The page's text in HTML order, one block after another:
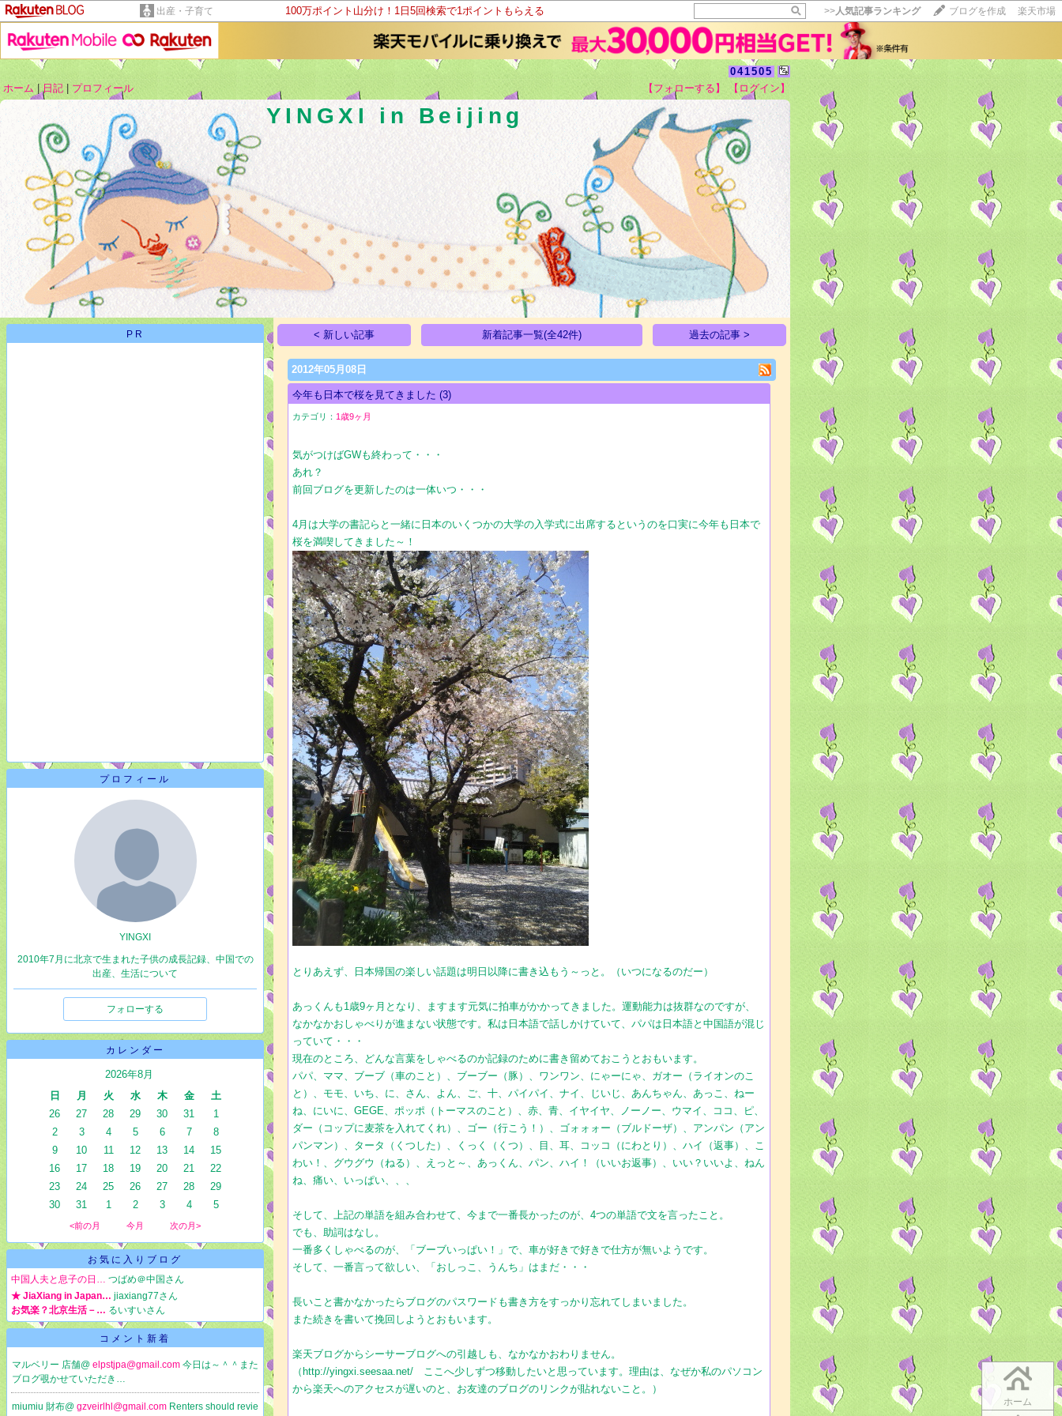
出産・子育て 100万ポイント山分け！1日5回検索で1ポイントもらえる >>人気記事ランキング ブログを作成 楽天市場
041505
ホーム |日記 プロフィール 【フォローする】 【ログイン】
YINGXI in Beijing
ホーム
【毎日開催】
15記事にいいね！で1ポイント
--
PR
プロフィール
YINGXI
2010年7月に北京で生まれた子供の成長記録、中国での
出産、生活について
フォローする
カレンダー
2026年8月
日
月 火 水 木 金
土
26
27 28 29 30 31
1
2
3 4 5 6 7
8
9
10 11 12 13 14
15
16
17 18 19 20 21
22
23
24 25 26 27 28
29
30
31 1 2 3 4 5
<前の月 今月 次の月>
お気に入りブログ
中国人夫と息子の日… つばめ＠中国さん
★ JiaXiang in Japan… jiaxiang77さん
お気楽？北京生活－… るいすいさん
コメント新着
マルベリー 店舗@ elpstjpa@gmail.com 今日は～＾＾また
ブログ覗かせていただき…
miumiu 財布@ gzveirlhl@gmail.com Renters should revie
< 新しい記事 新着記事一覧(全42件) 過去の記事 >
2012年05月08日
今年も日本で桜を見てきました (3)
カテゴリ： 1歳9ヶ月
気がつけばGWも終わって・・・
あれ？
前回ブログを更新したのは一体いつ・・・
4月は大学の書記らと一緒に日本のいくつかの大学の入学式に出席するというのを口実に今年も日本で
桜を満喫してきました～！
とりあえず、日本帰国の楽しい話題は明日以降に書き込もう～っと。（いつになるのだー）
あっくんも1歳9ヶ月となり、ますます元気に拍車がかかってきました。運動能力は抜群なのですが、
なかなかおしゃべりが進まない状態です。私は日本語で話しかけていて、パパは日本語と中国語が混じ
っていて・・・
現在のところ、どんな言葉をしゃべるのか記録のために書き留めておこうとおもいます。
パパ、ママ、ブーブ（車のこと）、ブーブー（豚）、ワンワン、にゃーにゃ、ガオー（ライオンのこ
と）、モモ、いち、に、さん、よん、ご、十、パイパイ、ナイ、じいじ、あんちゃん、あっこ、ねー
ね、にいに、GEGE、ポッポ（トーマスのこと）、赤、青、イヤイヤ、ノーノー、ウマイ、ココ、ピ、
ダー（コップに麦茶を入れてくれ）、ゴー（行こう！）、ゴォォォー（ブルドーザ）、アンパン（アン
パンマン）、タータ（くつした）、くっく（くつ）、目、耳、コッコ（にわとり）、ハイ（返事）、こ
わい！、グウグウ（ねる）、えっと～、あっくん、パン、ハイ！（いいお返事）、いい？いいよ、ねん
ね、痛い、いっぱい、、、
そして、上記の単語を組み合わせて、今まで一番長かったのが、4つの単語で文を言ったこと。
でも、助詞はなし。
一番多くしゃべるのが、「ブーブいっぱい！」で、車が好きで好きで仕方が無いようです。
そして、一番言って欲しい、「おしっこ、うんち」はまだ・・・
長いこと書かなかったらブログのパスワードも書き方をすっかり忘れてしまいました。
また続きを書いて挽回しようとおもいます。
楽天ブログからシーサーブログへの引越しも、なかなかおわりません。
（http://yingxi.seesaa.net/ ここへ少しずつ移動したいと思っています。理由は、なぜか私のパソコン
から楽天へのアクセスが遅いのと、お友達のブログのリンクが貼れないこと。）